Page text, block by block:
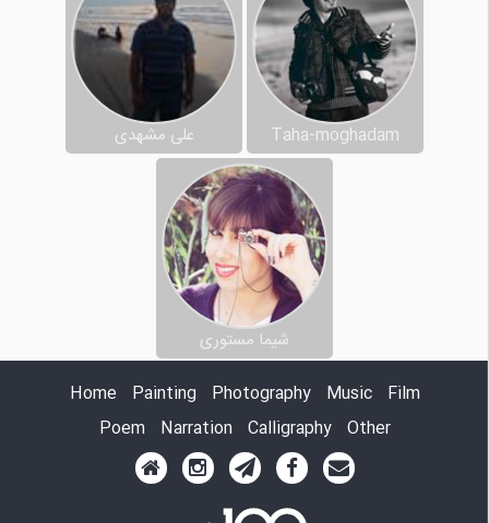
Taha-moghadam علی مشهدی
شیما مستوری
Home
Painting Photography Music
Film
Poem
Narration Calligraphy Other